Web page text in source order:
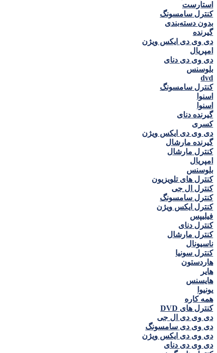
استارست
کنترل سامسونگ
بدون دسته‌بندی
گيرنده
دی وی دی ايكس ويژن
امپريال
دی وی دی دنای
بلوسنس
dvd
کنترل سامسونگ
اسنوا
اسنوا
گیرنده دنای
كسری
دی وی دی ايكس ويژن
گیرنده مارشال
کنترل مارشال
امپريال
بلوسنس
کنترل های تلویزیون
کنترل ال جی
کنترل سامسونگ
کنترل ايكس ويژن
فيليپس
کنترل دنای
کنترل مارشال
ناسيونال
کنترل سونيا
هاردستون
هاير
هايسنس
يونيوا
همه كاره
کنترل های DVD
دی وی دی ال جی
دی وی دی سامسونگ
دی وی دی ايكس ويژن
دی وی دی دنای